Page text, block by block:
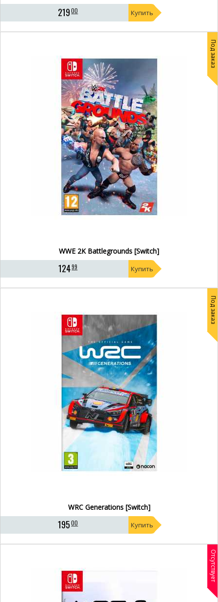
21900 Купить
Под заказ
WWE 2K Battlegrounds [Switch]
12499 Купить
Под заказ
WRC Generations [Switch]
19500 Купить
Отсутствует